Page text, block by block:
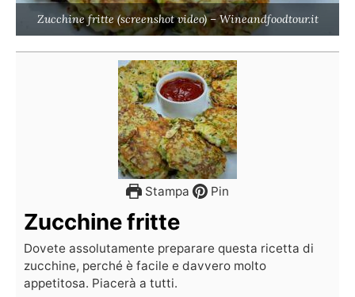
Zucchine fritte (screenshot video) – Wineandfoodtour.it
Stampa Pin
Zucchine fritte
Dovete assolutamente preparare questa ricetta di
zucchine, perché è facile e davvero molto
appetitosa. Piacerà a tutti.